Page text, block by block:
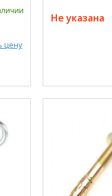
цену
Не указана